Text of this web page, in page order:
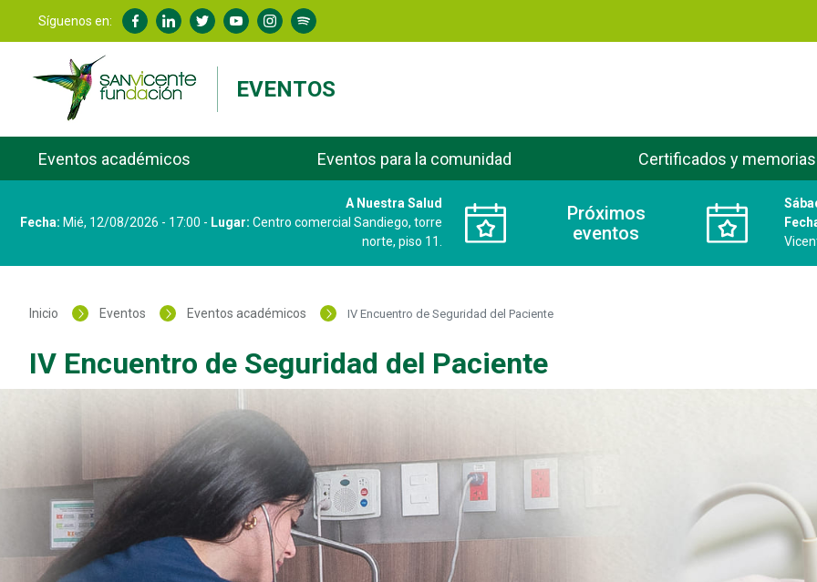
Síguenos en:
EVENTOS
Eventos académicos Eventos para la comunidad Certificados y memorias
Próximos
eventos
A Nuestra Salud
Fecha: Mié, 12/08/2026 - 17:00 - Lugar: Centro comercial Sandiego, torre
norte, piso 11.
Inicio Eventos Eventos académicos IV Encuentro de Seguridad del Paciente
IV Encuentro de Seguridad del Paciente